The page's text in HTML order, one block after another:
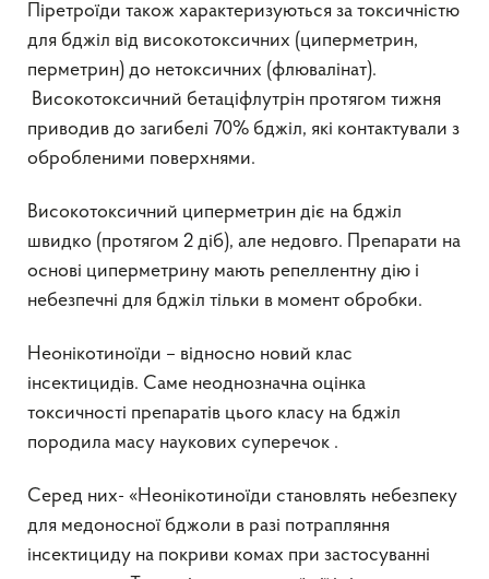
Піретроїди також характеризуються за токсичністю
для бджіл від високотоксичних (циперметрин,
перметрин) до нетоксичних (флювалінат).
Високотоксичний бетаціфлутрін протягом тижня
приводив до загибелі 70% бджіл, які контактували з
обробленими поверхнями.
Високотоксичний циперметрин діє на бджіл
швидко (протягом 2 діб), але недовго. Препарати на
основі циперметрину мають репеллентну дію і
небезпечні для бджіл тільки в момент обробки.
Неонікотиноїди – відносно новий клас
інсектицидів. Саме неоднозначна оцінка
токсичності препаратів цього класу на бджіл
породила масу наукових суперечок .
Серед них- «Неонікотиноїди становлять небезпеку
для медоносної бджоли в разі потрапляння
інсектициду на покриви комах при застосуванні